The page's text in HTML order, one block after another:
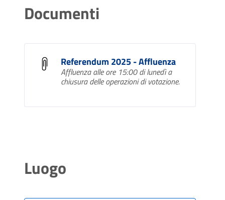
Documenti
Referendum 2025 - Affluenza
Affluenza alle ore 15:00 di lunedì a
chiusura delle operazioni di votazione.
Luogo